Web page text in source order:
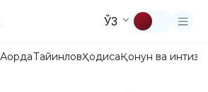
ЎЗ
АқордаТайинловҲодисаҚонун ва